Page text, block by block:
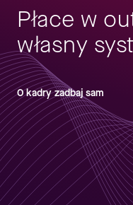
Płace w
własny
O kadry zadbaj sam